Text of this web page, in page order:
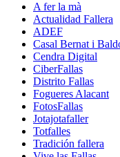
A fer la mà
Actualidad Fallera
ADEF
Casal Bernat i
Cendra Digital
CiberFallas
Distrito Fallas
Fogueres Alacant
FotosFallas
Jotajotafaller
Totfalles
Tradición fallera